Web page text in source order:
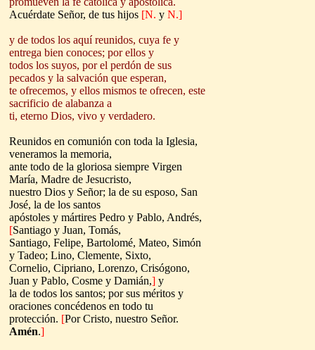
Acuérdate Señor, de tus hijos [N. y N.]
y de todos los aquí reunidos, cuya fe y
entrega bien conoces; por ellos y
todos los suyos, por el perdón de sus
pecados y la salvación que esperan,
te ofrecemos, y ellos mismos te ofrecen, este
sacrificio de alabanza a
ti, eterno Dios, vivo y verdadero.
Reunidos en comunión con toda la Iglesia,
veneramos la memoria,
ante todo de la gloriosa siempre Virgen
María, Madre de Jesucristo,
nuestro Dios y Señor; la de su esposo, San
José, la de los santos
apóstoles y mártires Pedro y Pablo, Andrés,
[Santiago y Juan, Tomás,
Santiago, Felipe, Bartolomé, Mateo, Simón
y Tadeo; Lino, Clemente, Sixto,
Cornelio, Cipriano, Lorenzo, Crisógono,
Juan y Pablo, Cosme y Damián,] y
la de todos los santos; por sus méritos y
oraciones concédenos en todo tu
protección. [Por Cristo, nuestro Señor.
Amén.]